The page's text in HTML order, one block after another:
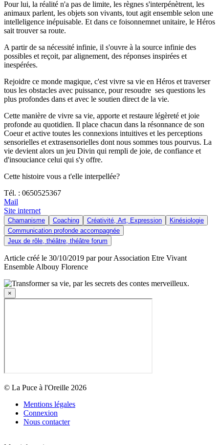
Pour lui, la réalité n'a pas de limite, les règnes s'interpénètrent, les
animaux parlent, les objets son vivants, tout agit ensemble selon une
intelleligence inépuisable. Et dans ce foisonnemnet unitaire, le Héros
sait trouver sa route.
A partir de sa nécessité infinie, il s'ouvre à la source infinie des
possibles et reçoit, par alignement, des réponses inspirées et
inespérées.
Rejoidre ce monde magique, c'est vivre sa vie en Héros et traverser
tous les obstacles avec puissance, pour resoudre ses questions les
plus profondes dans et avec le soutien direct de la vie.
Cette manière de vivre sa vie, apporte et restaure légèreté et joie
profonde au quotidien. Il place chacun dans la résonnance de son
Coeur et active toutes les connexions intuitives et les perceptions
sensorielles et extrasensorielles dont nous sommes tous pourvus. La
vie devient alors un jeu Divin qui rempli de joie, de confiance et
d'insouciance celui qui s'y offre.
Cette histoire vous a t'elle interpellée?
Tél. : 0650525367
Mail
Site internet
Chamanisme Coaching Créativité, Art, Expression
Kinésiologie
Communication profonde accompagnée
Jeux de rôle, théâtre, théâtre forum
Article créé le 30/10/2019 par pour Association Etre Vivant
Ensemble Albouy Florence
×
© La Puce à l'Oreille 2026
Mentions légales
Connexion
Nous contacter